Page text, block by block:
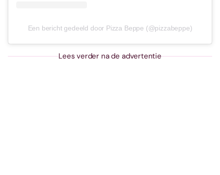
Een bericht gedeeld door Pizza Beppe (@pizzabeppe)
Lees verder na de advertentie